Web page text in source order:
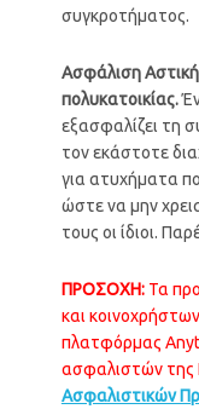
συγκροτήματος.
Ασφάλιση
πολυκατοικίας.
εξασφαλίζει τη
τον εκάστοτε
για ατυχήματα
ώστε να μην
τους οι ίδιοι.
ΠΡΟΣΟΧΗ:Τα
και
πλατφόρμας
ασφαλιστών της
Aσφαλιστικών